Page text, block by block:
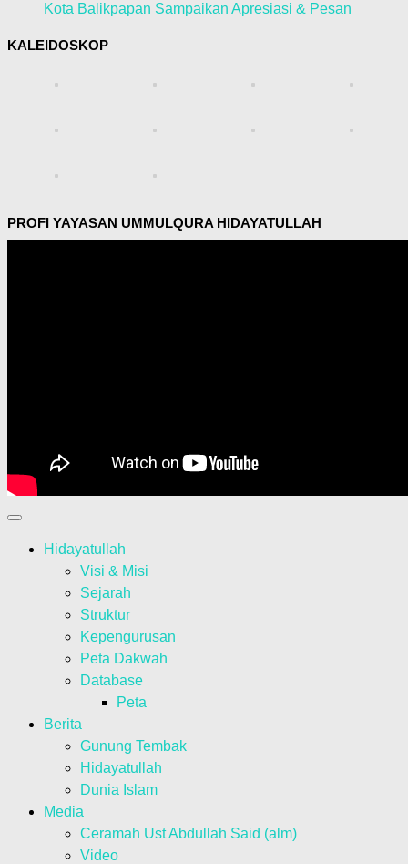
Kota Balikpapan Sampaikan Apresiasi & Pesan
KALEIDOSKOP
PROFI YAYASAN UMMULQURA HIDAYATULLAH
Hidayatullah
Visi & Misi
Sejarah
Struktur
Kepengurusan
Peta Dakwah
Database
Peta
Berita
Gunung Tembak
Hidayatullah
Dunia Islam
Media
Ceramah Ust Abdullah Said (alm)
Video